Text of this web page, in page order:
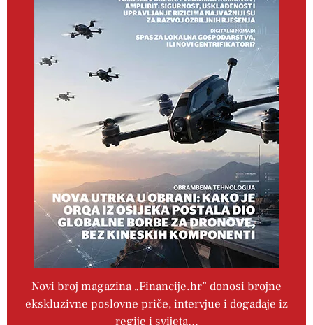
Novi broj magazina „Financije.hr” donosi brojne
ekskluzivne poslovne priče, intervjue i događaje iz
regije i svijeta…